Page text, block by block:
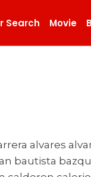
Search Movie
alvares
bautista